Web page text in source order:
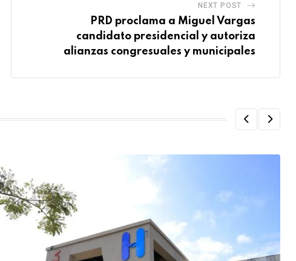
NEXT POST
PRD proclama a Miguel Vargas
candidato presidencial y autoriza
alianzas congresuales y municipales